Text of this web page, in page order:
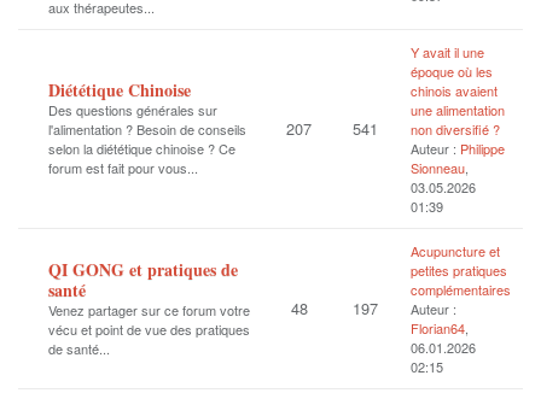
aux thérapeutes...
Diététique Chinoise
Des questions générales sur
l'alimentation ? Besoin de conseils
selon la diététique chinoise ? Ce
forum est fait pour vous...
207 541
Y avait il une
époque où les
chinois avaient
une alimentation
non diversifié ?
Auteur : Philippe
Sionneau,
03.05.2026
01:39
QI GONG et pratiques de
santé
Venez partager sur ce forum votre
vécu et point de vue des pratiques
de santé...
48 197
Acupuncture et
petites pratiques
complémentaires
Auteur :
Florian64,
06.01.2026
02:15